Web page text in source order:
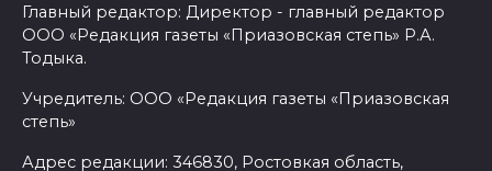
Главный редактор: Директор - главный редактор
ООО «Редакция газеты «Приазовская степь» Р.А.
Тодыка.
Учредитель: ООО «Редакция газеты «Приазовская
степь»
Адрес редакции: 346830, Ростовкая область,